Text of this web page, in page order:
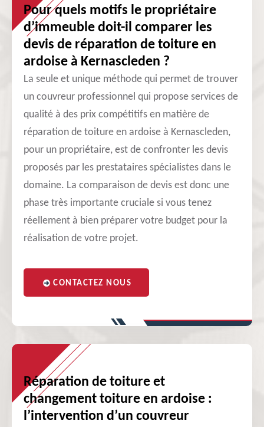
Pour quels motifs le propriétaire
d’immeuble doit-il comparer les
devis de réparation de toiture en
ardoise à Kernascleden ?
La seule et unique méthode qui permet de trouver
un couvreur professionnel qui propose services de
qualité à des prix compétitifs en matière de
réparation de toiture en ardoise à Kernascleden,
pour un propriétaire, est de confronter les devis
proposés par les prestataires spécialistes dans le
domaine. La comparaison de devis est donc une
phase très importante cruciale si vous tenez
réellement à bien préparer votre budget pour la
réalisation de votre projet.
CONTACTEZ NOUS
Réparation de toiture et
changement toiture en ardoise :
l’intervention d’un couvreur